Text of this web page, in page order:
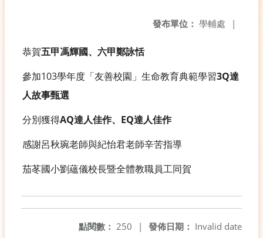
發布單位： 學輔處 |
恭賀五甲馮輝國、六甲鄭詠恬
參加103學年度「友善校園」生命教育典範學習3Q達
人故事甄選
分別獲得AQ達人佳作、EQ達人佳作
感謝呂秋琬老師與紀怡君老師辛苦指導
茄苳國小劉蘊儀校長暨全體教職員工同賀
發佈日期： Invalid date
點閱數： 250 |